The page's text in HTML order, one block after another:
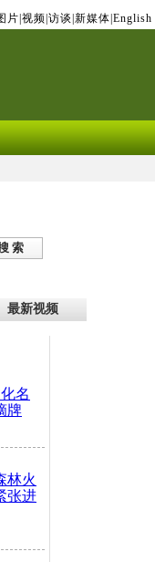
片 视频 访谈 新媒体 English
索
最新视频
名
牌
林火
张进